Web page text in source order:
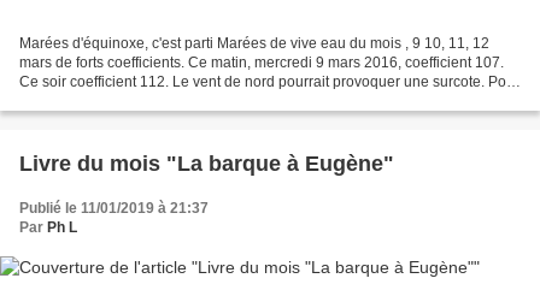
Marées d'équinoxe, c'est parti Marées de vive eau du mois , 9 10, 11, 12
mars de forts coefficients. Ce matin, mercredi 9 mars 2016, coefficient 107.
Ce soir coefficient 112. Le vent de nord pourrait provoquer une surcote. Pour
Livre du mois "La barque à Eugène"
Publié le 11/01/2019 à 21:37
Par Ph L